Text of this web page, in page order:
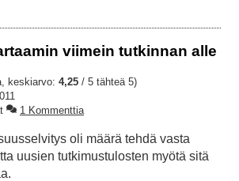
viimein tutkinnan alle
keskiarvo: 4,25 / 5 tähteä 5)
1 Kommenttia
oli määrä tehdä vasta
uusien tutkimustulosten myötä sitä